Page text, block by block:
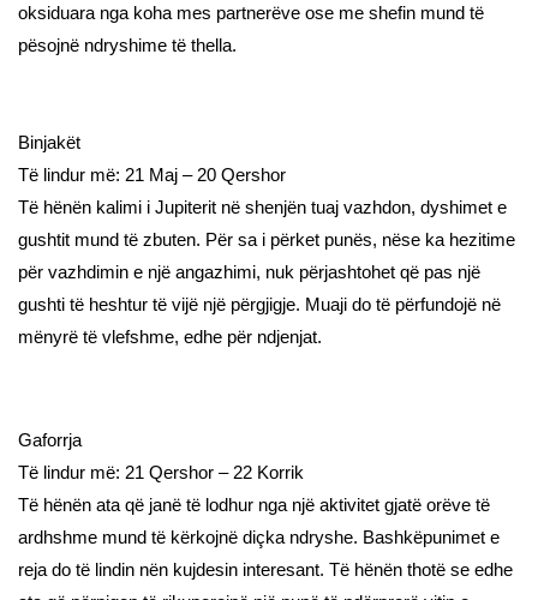
oksiduara nga koha mes partnerëve ose me shefin mund të
pësojnë ndryshime të thella.
Binjakët
Të lindur më: 21 Maj – 20 Qershor
Të hënën kalimi i Jupiterit në shenjën tuaj vazhdon, dyshimet e
gushtit mund të zbuten. Për sa i përket punës, nëse ka hezitime
për vazhdimin e një angazhimi, nuk përjashtohet që pas një
gushti të heshtur të vijë një përgjigje. Muaji do të përfundojë në
mënyrë të vlefshme, edhe për ndjenjat.
Gaforrja
Të lindur më: 21 Qershor – 22 Korrik
Të hënën ata që janë të lodhur nga një aktivitet gjatë orëve të
ardhshme mund të kërkojnë diçka ndryshe. Bashkëpunimet e
reja do të lindin nën kujdesin interesant. Të hënën thotë se edhe